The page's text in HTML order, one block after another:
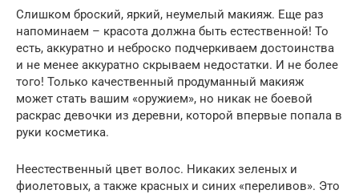
Слишком броский, яркий, неумелый макияж. Еще раз
напоминаем – красота должна быть естественной! То
есть, аккуратно и неброско подчеркиваем достоинства
и не менее аккуратно скрываем недостатки. И не более
того! Только качественный продуманный макияж
может стать вашим «оружием», но никак не боевой
раскрас девочки из деревни, которой впервые попала в
руки косметика.
Неестественный цвет волос. Никаких зеленых и
фиолетовых, а также красных и синих «переливов». Это